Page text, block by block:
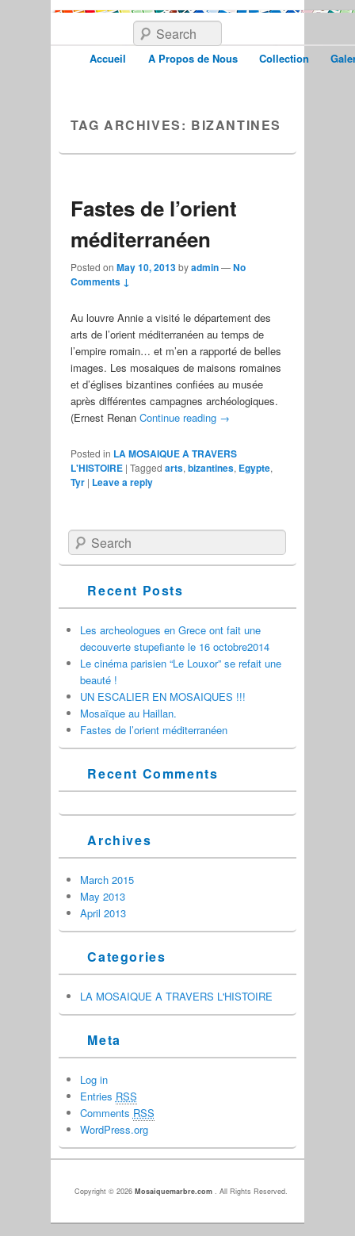
Accueil A Propos de Nous Collection
Search
TAG ARCHIVES: BIZANTINES
Fastes de l’orient
méditerranéen
Posted on May 10, 2013byadmin—No
Comments ↓
Au louvre Annie a visité le département des
arts de l’orient méditerranéen au temps de
l’empire romain… et m’en a rapporté de belles
images. Les mosaiques de maisons romaines
et d’églises bizantines confiées au musée
après différentes campagnes archéologiques.
(Ernest Renan Continue reading →
Posted in LA MOSAIQUE A TRAVERS
L'HISTOIRE | Tagged arts, bizantines, Egypte,
Tyr | Leave a reply
Search
Recent Posts
Les archeologues en Grece ont fait une
decouverte stupefiante le 16 octobre2014
Le cinéma parisien “Le Louxor” se refait une
beauté !
UN ESCALIER EN MOSAIQUES !!!
Mosaïque au Haillan.
Fastes de l’orient méditerranéen
Recent Comments
Archives
March 2015
May 2013
April 2013
Categories
LA MOSAIQUE A TRAVERS L'HISTOIRE
Meta
Log in
Entries RSS
Comments RSS
WordPress.org
Copyright © 2026Mosaiquemarbre.com. All Rights Reserved.